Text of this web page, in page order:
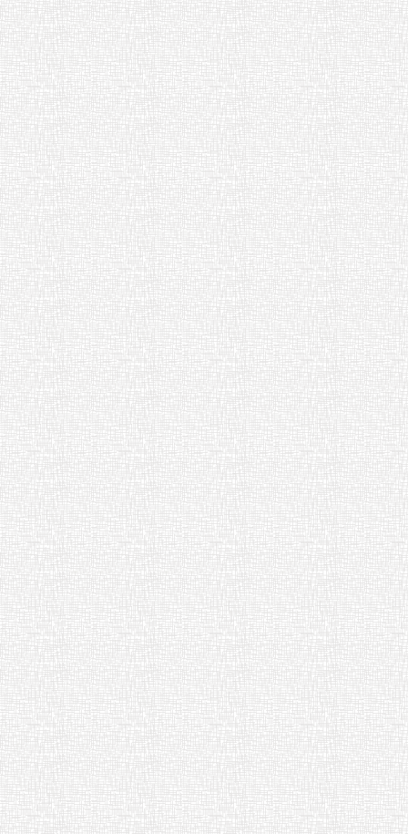
R8いじめ防止啓発カード小学校１
年生用 [ pdf 648 KB ]
R8いじめ防止啓発カード小学校４
年生用 [ pdf 698 KB ]
いじめ防止啓発カードQRコード
pdf 86 KB ]